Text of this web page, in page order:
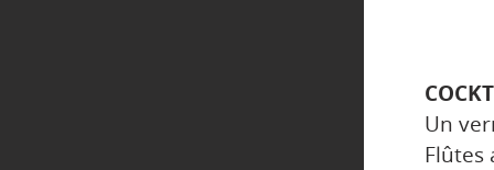
Un
Flûtes